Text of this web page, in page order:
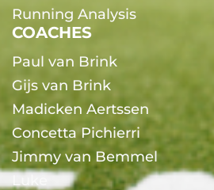
Running Analysis
COACHES
Paul van Brink
Gijs van Brink
Madicken Aertssen
Concetta Pichierri
Jimmy van Bemmel
Luke